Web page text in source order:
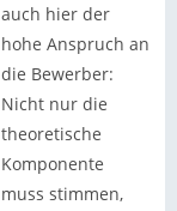
auch hier der
hohe Anspruch an
die Bewerber:
Nicht nur die
theoretische
Komponente
muss stimmen,